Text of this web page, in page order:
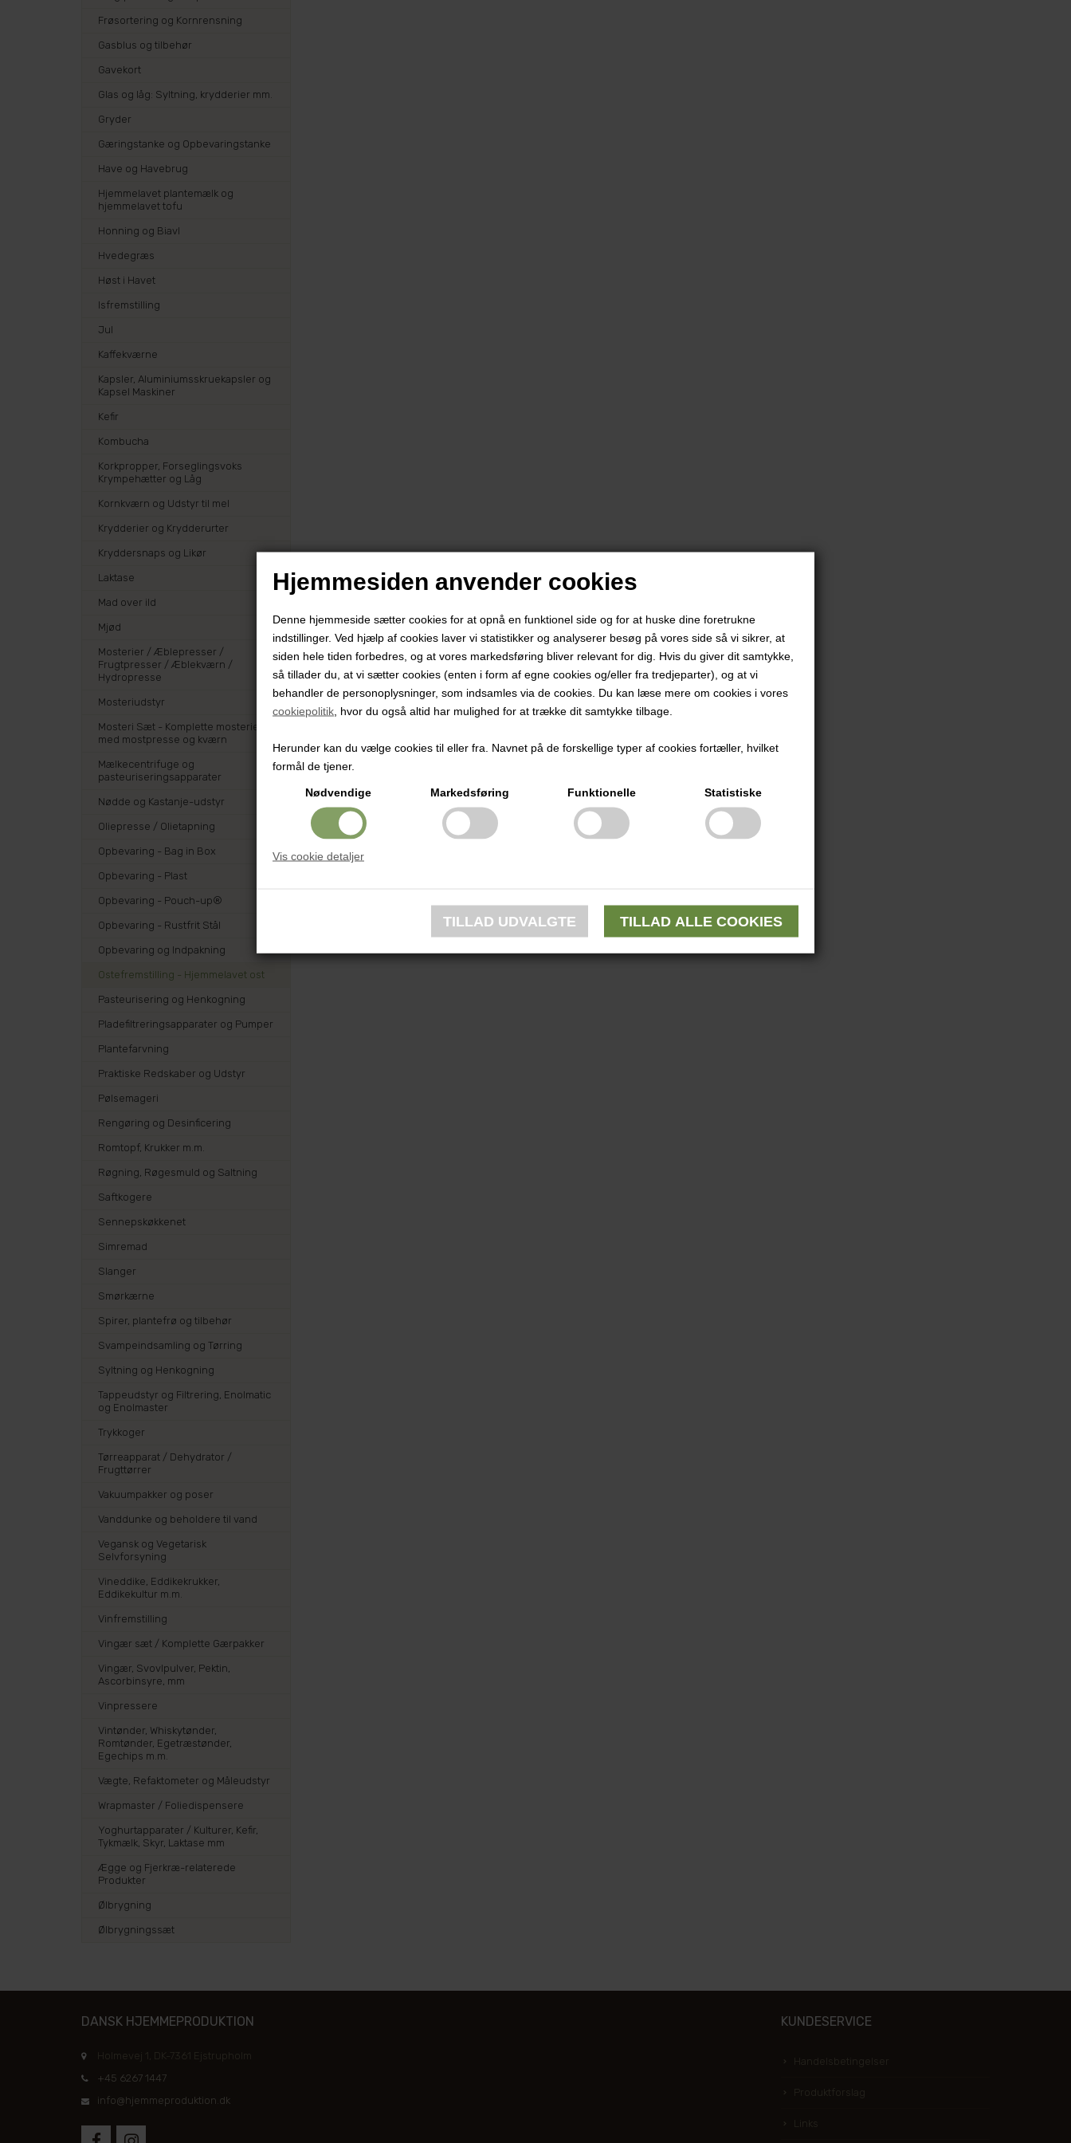
Hjemmesiden anvender cookies
Denne hjemmeside sætter cookies for at opnå en funktionel side og for at huske dine foretrukne
indstillinger. Ved hjælp af cookies laver vi statistikker og analyserer besøg på vores side så vi sikrer, at
siden hele tiden forbedres, og at vores markedsføring bliver relevant for dig. Hvis du giver dit samtykke,
så tillader du, at vi sætter cookies (enten i form af egne cookies og/eller fra tredjeparter), og at vi
behandler de personoplysninger, som indsamles via de cookies. Du kan læse mere om cookies i vores
cookiepolitik , hvor du også altid har mulighed for at trække dit samtykke tilbage.
Herunder kan du vælge cookies til eller fra. Navnet på de forskellige typer af cookies fortæller, hvilket
formål de tjener.
Nødvendige Markedsføring Funktionelle Statistiske
Vis cookie detaljer
Frøsortering og Kornrensning
Gasblus og tilbehør
Gavekort
Glas og låg: Syltning, krydderier mm.
Gryder
Gæringstanke og Opbevaringstanke
Have og Havebrug
Hjemmelavet plantemælk og
hjemmelavet tofu
Honning og Biavl
Hvedegræs
Høst i Havet
Isfremstilling
Jul
Kaffekværne
Kapsler, Aluminiumsskruekapsler og
Kapsel Maskiner
Kefir
Kombucha
Korkpropper, Forseglingsvoks
Krympehætter og Låg
Kornkværn og Udstyr til mel
Krydderier og Krydderurter
Kryddersnaps og Likør
Laktase
Mad over ild
Mjød
Mosterier / Æblepresser /
Frugtpresser / Æblekværn /
Hydropresse
Mosteriudstyr
Mosteri Sæt - Komplette mosterier
med mostpresse og kværn
Mælkecentrifuge og
pasteuriseringsapparater
Nødde og Kastanje-udstyr
Oliepresse / Olietapning
Opbevaring - Bag in Box
Opbevaring - Plast
Opbevaring - Pouch-up®
Opbevaring - Rustfrit Stål
Opbevaring og Indpakning
Ostefremstilling - Hjemmelavet ost
Pasteurisering og Henkogning
Pladefiltreringsapparater og Pumper
Plantefarvning
Praktiske Redskaber og Udstyr
Pølsemageri
Rengøring og Desinficering
Romtopf, Krukker m.m.
Røgning, Røgesmuld og Saltning
Saftkogere
Sennepskøkkenet
Simremad
Slanger
Smørkærne
Spirer, plantefrø og tilbehør
Svampeindsamling og Tørring
Syltning og Henkogning
Tappeudstyr og Filtrering, Enolmatic
og Enolmaster
Trykkoger
Tørreapparat / Dehydrator /
Frugttørrer
Vakuumpakker og poser
Vanddunke og beholdere til vand
Vegansk og Vegetarisk
Selvforsyning
Vineddike, Eddikekrukker,
Eddikekultur m.m.
Vinfremstilling
Vingær sæt / Komplette Gærpakker
Vingær, Svovlpulver, Pektin,
Ascorbinsyre, mm
Vinpressere
Vintønder, Whiskytønder,
Romtønder, Egetræstønder,
Egechips m.m.
Vægte, Refaktometer og Måleudstyr
Wrapmaster / Foliedispensere
Yoghurtapparater / Kulturer, Kefir,
Tykmælk, Skyr, Laktase mm
Ægge og Fjerkræ-relaterede
Produkter
Ølbrygning
Ølbrygningssæt
DANSK HJEMMEPRODUKTION
Holmevej 1, DK-7361 Ejstrupholm
+45 6267 1447
info@hjemmeproduktion.dk
KUNDESERVICE
Handelsbetingelser
Produktforslag